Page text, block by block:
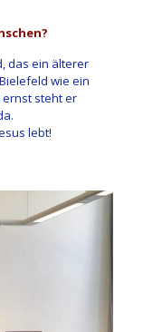
das ein älterer
wie ein
ernst steht er
lebt!